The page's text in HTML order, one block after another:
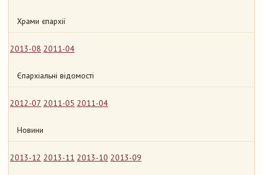
Храми єпархії
2013-08 2011-04
Єпархіальні відомості
2012-07 2011-05 2011-04
Новини
2013-12 2013-11 2013-10 2013-09